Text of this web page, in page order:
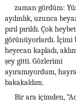
zaman gördüm:
aydınlık, uzunca
pırıl pırıldı. Çok
görünüyorlardı. İçimi
heyecan kapladı,
şey gitti. Gözlerimi
ayıramıyordum,
bakakaldım.
Bir ara içimden,